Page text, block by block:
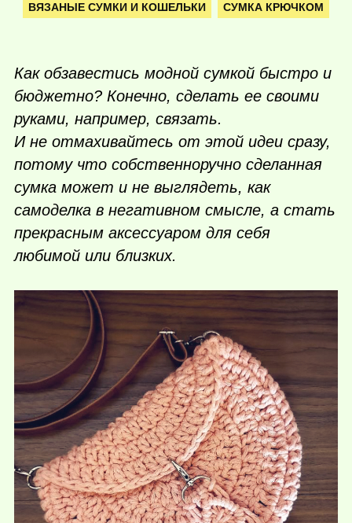
ВЯЗАНЫЕ СУМКИ И КОШЕЛЬКИ СУМКА КРЮЧКОМ
Как обзавестись модной сумкой быстро и
бюджетно? Конечно, сделать ее своими
руками, например, связать.
И не отмахивайтесь от этой идеи сразу,
потому что собственноручно сделанная
сумка может и не выглядеть, как
самоделка в негативном смысле, а стать
прекрасным аксессуаром для себя
любимой или близких.